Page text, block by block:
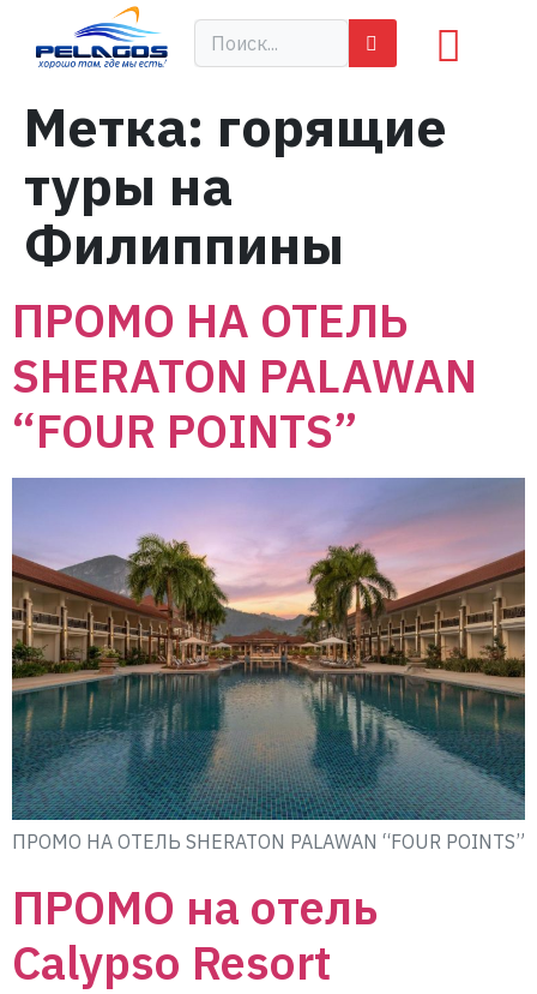
Метка: горящие
туры на
Филиппины
ПРОМО НА ОТЕЛЬ
SHERATON PALAWAN
“FOUR POINTS”
ПРОМО НА ОТЕЛЬ SHERATON PALAWAN “FOUR POINTS”
ПРОМО на отель
Calypso Resort